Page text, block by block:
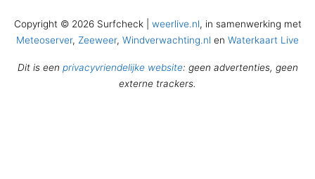
Copyright © 2026 Surfcheck | weerlive.nl, in samenwerking met
Meteoserver, Zeeweer, Windverwachting.nl en Waterkaart Live
Dit is een privacyvriendelijke website: geen advertenties, geen
externe trackers.